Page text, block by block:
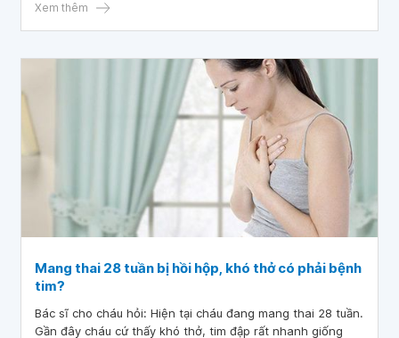
Sau đó em hay bị tức ngực khó thở. Xin bác sĩ cho em lời
Xem thêm
Mang thai 28 tuần bị hồi hộp, khó thở có phải bệnh
tim?
Bác sĩ cho cháu hỏi: Hiện tại cháu đang mang thai 28 tuần.
Gần đây cháu cứ thấy khó thở, tim đập rất nhanh giống